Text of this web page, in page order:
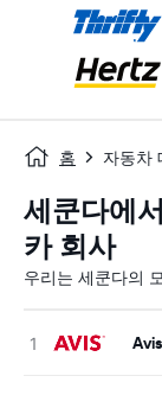
홈 자동차
세쿤다에
카 회사
우리는 세쿤다의
Avis